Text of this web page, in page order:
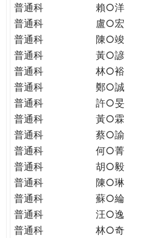
民。
WAGOR
TODAY
THE
WORLD
TOMORROW
PUTTING
YOU
THE
PATH
GLOBAL
CITIZENSHIP
普通科
賴○洋
普通科
盧○宏
普通科
陳○竣
普通科
黃○諺
普通科
林○裕
普通科
鄭○誠
普通科
許○旻
普通科
黃○霖
普通科
蔡○諭
普通科
何○菁
普通科
胡○毅
普通科
陳○琳
普通科
蘇○綸
普通科
汪○逸
普通科
林○奇